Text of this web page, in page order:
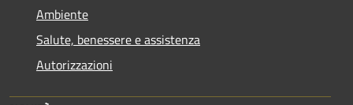
Ambiente
Salute, benessere e assistenza
Autorizzazioni